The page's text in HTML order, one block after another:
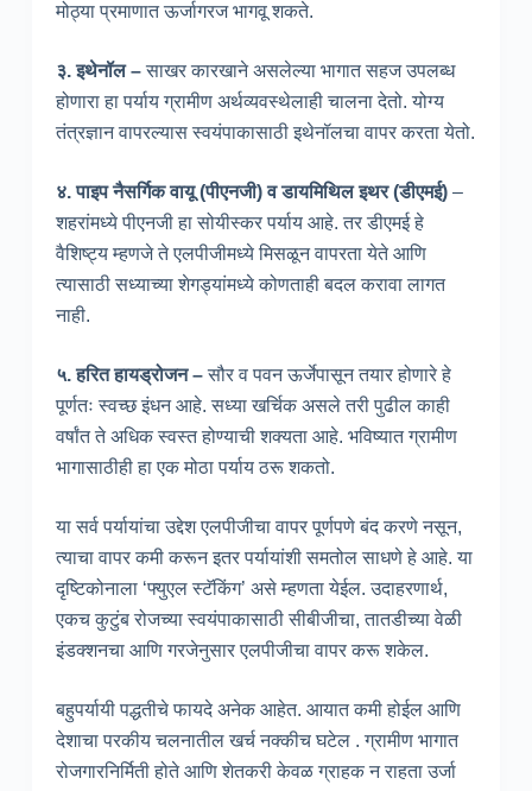
मोठ्या प्रमाणात ऊर्जागरज भागवू शकते.
३. इथेनॉल –साखर कारखाने असलेल्या भागात सहज उपलब्ध
होणारा हा पर्याय ग्रामीण अर्थव्यवस्थेलाही चालना देतो. योग्य
तंत्रज्ञान वापरल्यास स्वयंपाकासाठी इथेनॉलचा वापर करता येतो.
४. पाइप नैसर्गिक वायू (पीएनजी) व डायमिथिल इथर (डीएमई) –
शहरांमध्ये पीएनजी हा सोयीस्कर पर्याय आहे. तर डीएमई हे
वैशिष्ट्य म्हणजे ते एलपीजीमध्ये मिसळून वापरता येते आणि
त्यासाठी सध्याच्या शेगड्यांमध्ये कोणताही बदल करावा लागत
नाही.
५. हरित हायड्रोजन –सौर व पवन ऊर्जेपासून तयार होणारे हे
पूर्णतः स्वच्छ इंधन आहे. सध्या खर्चिक असले तरी पुढील काही
वर्षांत ते अधिक स्वस्त होण्याची शक्यता आहे. भविष्यात ग्रामीण
भागासाठीही हा एक मोठा पर्याय ठरू शकतो.
या सर्व पर्यायांचा उद्देश एलपीजीचा वापर पूर्णपणे बंद करणे नसून,
त्याचा वापर कमी करून इतर पर्यायांशी समतोल साधणे हे आहे. या
दृष्टिकोनाला ‘फ्युएल स्टॅकिंग’ असे म्हणता येईल. उदाहरणार्थ,
एकच कुटुंब रोजच्या स्वयंपाकासाठी सीबीजीचा, तातडीच्या वेळी
इंडक्शनचा आणि गरजेनुसार एलपीजीचा वापर करू शकेल.
बहुपर्यायी पद्धतीचे फायदे अनेक आहेत. आयात कमी होईल आणि
देशाचा परकीय चलनातील खर्च नक्कीच घटेल . ग्रामीण भागात
रोजगारनिर्मिती होते आणि शेतकरी केवळ ग्राहक न राहता उर्जा